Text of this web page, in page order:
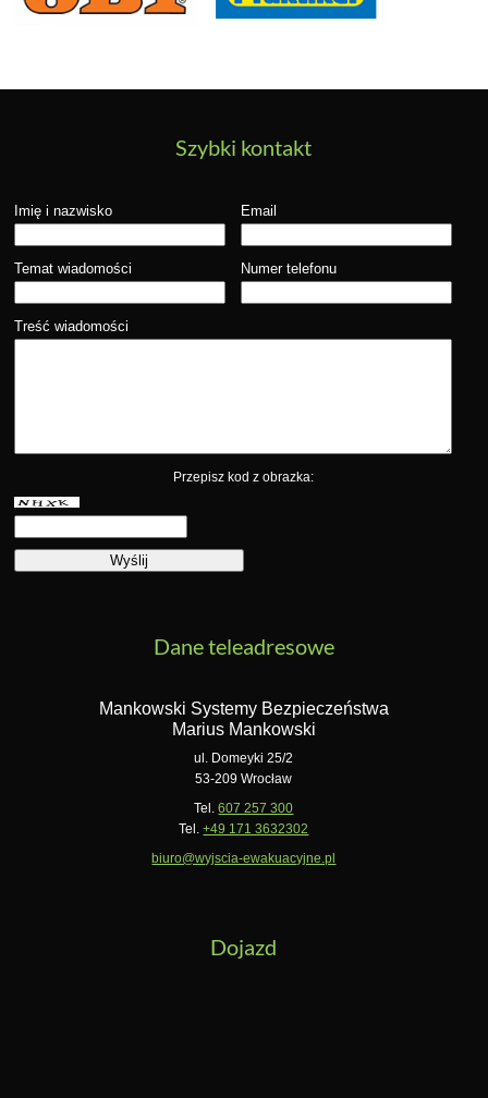
Szybki kontakt
Imię i nazwisko Email
Temat wiadomości Numer telefonu
Treść wiadomości
Przepisz kod z obrazka:
Dane teleadresowe
Mankowski Systemy Bezpieczeństwa
Marius Mankowski
ul. Domeyki 25/2
53-209 Wrocław
Tel.607 257 300
Tel.+49 171 3632302
biuro@wyjscia-ewakuacyjne.pl
Dojazd